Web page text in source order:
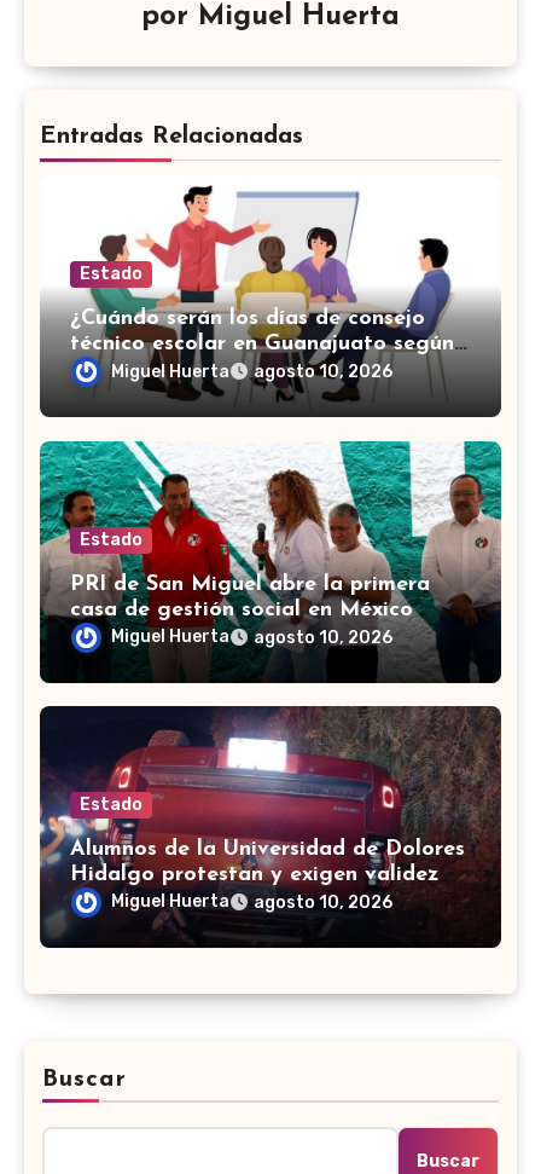
por Miguel Huerta
Entradas Relacionadas
Estado
¿Cuándo serán los días de consejo
técnico escolar en Guanajuato según
el calendario de la SEP?
Miguel Huerta agosto 10, 2026
Estado
PRI de San Miguel abre la primera
casa de gestión social en México
Miguel Huerta agosto 10, 2026
Estado
Alumnos de la Universidad de Dolores
Hidalgo protestan y exigen validez en
sus carreras
Miguel Huerta agosto 10, 2026
Buscar
Buscar